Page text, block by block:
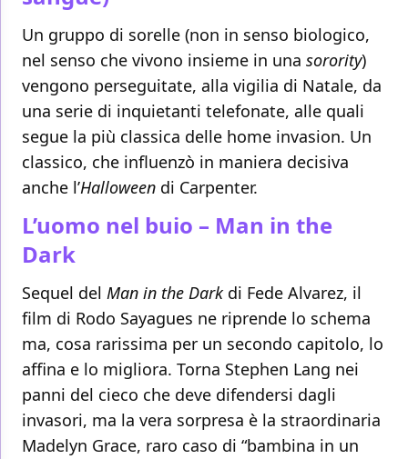
Un gruppo di sorelle (non in senso biologico,
nel senso che vivono insieme in una sorority)
vengono perseguitate, alla vigilia di Natale, da
una serie di inquietanti telefonate, alle quali
segue la più classica delle home invasion. Un
classico, che influenzò in maniera decisiva
anche l’Halloween di Carpenter.
L’uomo nel buio – Man in the
Dark
Sequel del Man in the Darkdi Fede Alvarez, il
film di Rodo Sayagues ne riprende lo schema
ma, cosa rarissima per un secondo capitolo, lo
affina e lo migliora. Torna Stephen Lang nei
panni del cieco che deve difendersi dagli
invasori, ma la vera sorpresa è la straordinaria
Madelyn Grace, raro caso di “bambina in un